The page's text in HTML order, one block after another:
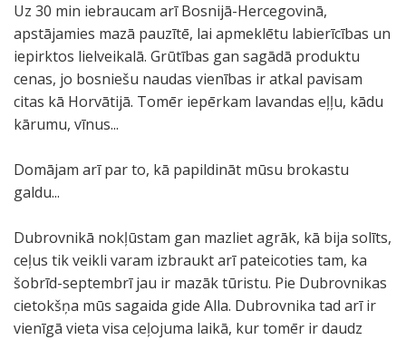
Uz 30 min iebraucam arī Bosnijā-Hercegovinā,
apstājamies mazā pauzītē, lai apmeklētu labierīcības un
iepirktos lielveikalā. Grūtības gan sagādā produktu
cenas, jo bosniešu naudas vienības ir atkal pavisam
citas kā Horvātijā. Tomēr iepērkam lavandas eļļu, kādu
kārumu, vīnus...
Domājam arī par to, kā papildināt mūsu brokastu
galdu...
Dubrovnikā nokļūstam gan mazliet agrāk, kā bija solīts,
ceļus tik veikli varam izbraukt arī pateicoties tam, ka
šobrīd-septembrī jau ir mazāk tūristu. Pie Dubrovnikas
cietokšņa mūs sagaida gide Alla. Dubrovnika tad arī ir
vienīgā vieta visa ceļojuma laikā, kur tomēr ir daudz